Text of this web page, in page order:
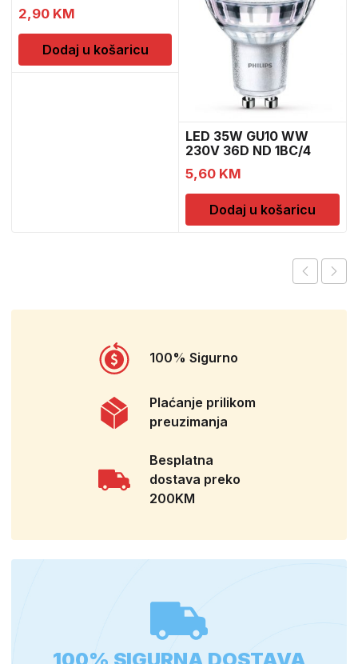
2,90 KM
Dodaj u košaricu
LED 35W GU10 WW
230V 36D ND 1BC/4
5,60 KM
Dodaj u košaricu
100% Sigurno
Plaćanje prilikom
preuzimanja
Besplatna
dostava preko
200KM